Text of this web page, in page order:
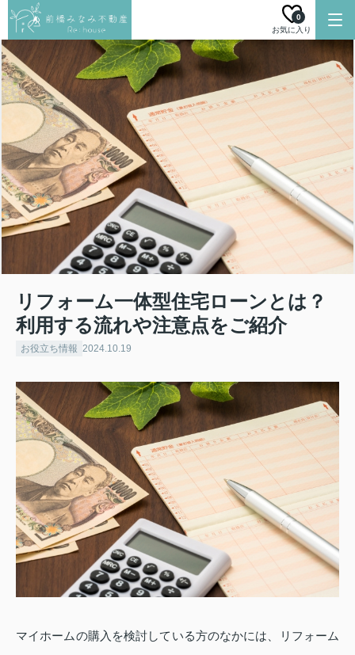
お気に入り
0
リフォーム一体型住宅ローンとは？
利用する流れや注意点をご紹介
お役立ち情報 2024.10.19
マイホームの購入を検討している方のなかには、リフォーム